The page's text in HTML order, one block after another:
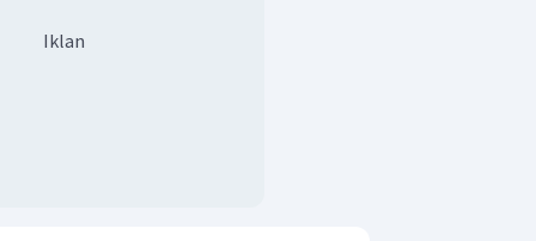
Iklan